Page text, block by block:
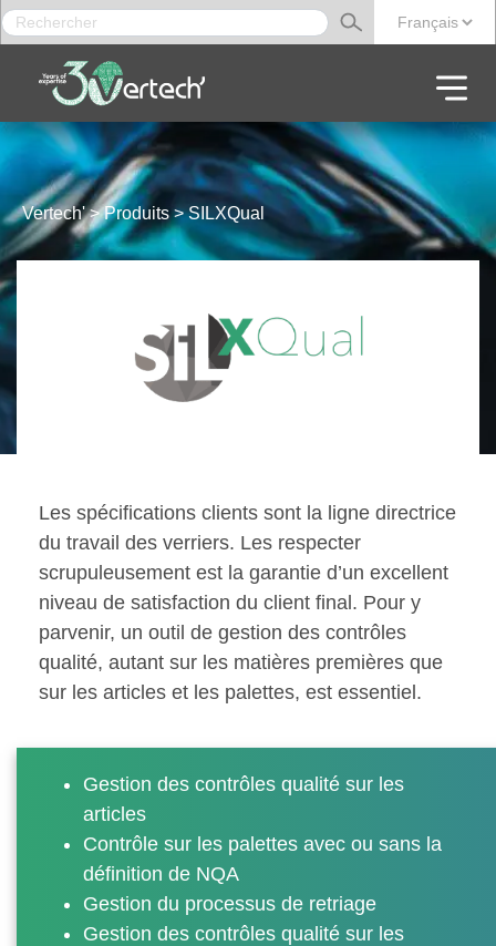
Rechercher : CHOISIR
Vertech'>Produits>SILXQual
Les spécifications clients sont la ligne directrice
du travail des verriers. Les respecter
scrupuleusement est la garantie d’un excellent
niveau de satisfaction du client final. Pour y
parvenir, un outil de gestion des contrôles
qualité, autant sur les matières premières que
sur les articles et les palettes, est essentiel.
Gestion des contrôles qualité sur les
articles
Contrôle sur les palettes avec ou sans la
définition de NQA
Gestion du processus de retriage
Gestion des contrôles qualité sur les